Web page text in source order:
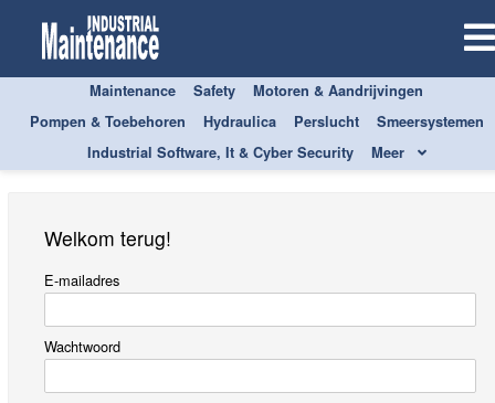
Maintenance Safety
Motoren & Aandrijvingen
Pompen & Toebehoren
Hydraulica Perslucht
Smeersystemen
Industrial Software, It & Cyber Security
Meer
Aanmelden
Welkom terug!
E-mailadres
Wachtwoord